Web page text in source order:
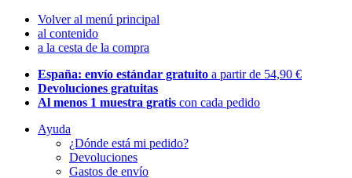
Volver al menú principal
al contenido
a la cesta de la compra
España: envío estándar gratuito a partir de 54,90 €
Devoluciones gratuitas
Al menos 1 muestra gratis con cada pedido
Ayuda
¿Dónde está mi pedido?
Devoluciones
Gastos de envío